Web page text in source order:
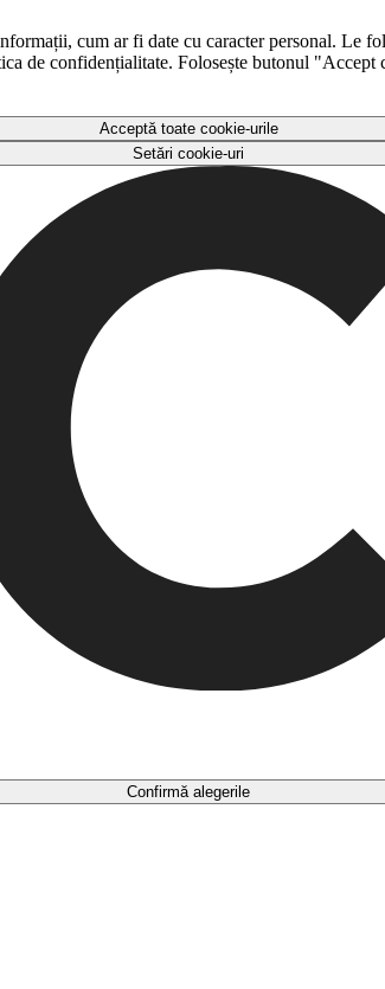
cum ar fi date cu caracter personal. Le
de confidențialitate. Folosește butonul
Acceptă toate cookie-urile
Setări cookie-uri
Confirmă alegerile